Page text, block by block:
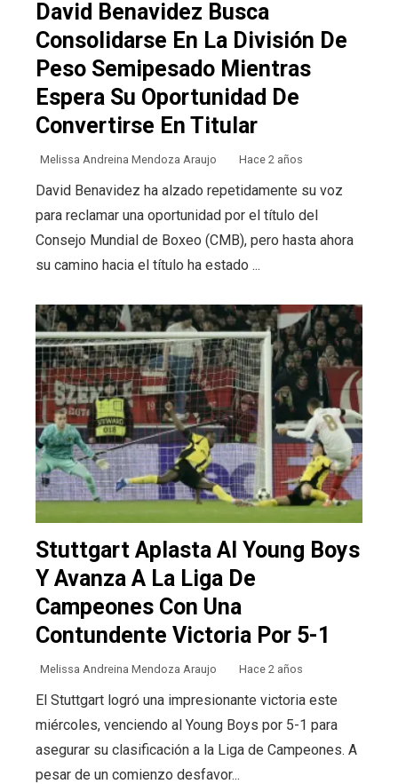
David Benavidez Busca
Consolidarse En La División De
Peso Semipesado Mientras
Espera Su Oportunidad De
Convertirse En Titular
Melissa Andreina Mendoza Araujo Hace 2 años
David Benavidez ha alzado repetidamente su voz
para reclamar una oportunidad por el título del
Consejo Mundial de Boxeo (CMB), pero hasta ahora
su camino hacia el título ha estado ...
Stuttgart Aplasta Al Young Boys
Y Avanza A La Liga De
Campeones Con Una
Contundente Victoria Por 5-1
Melissa Andreina Mendoza Araujo Hace 2 años
El Stuttgart logró una impresionante victoria este
miércoles, venciendo al Young Boys por 5-1 para
asegurar su clasificación a la Liga de Campeones. A
pesar de un comienzo desfavor...